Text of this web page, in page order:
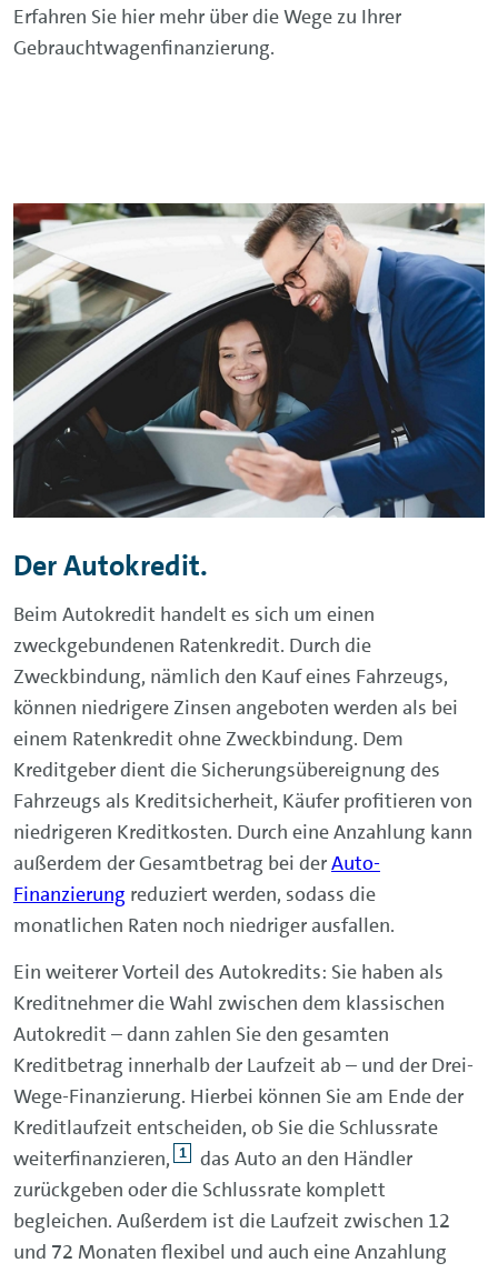
Die Fahrzeug-
Direktfinanzierung.
Sie haben Ihr Wunschfahrzeug gefunden,
es wird aber nicht von einem Volkswagen-
Konzernpartner angeboten? Oder Sie
möchten Ihren Leasingrückläufer
übernehmen und weiter
finanzieren? Auch hierfür bieten wir Ihnen
die optimale Finanzierungsmöglichkeit.
ZUR FAHRZEUG-DIREKTFINANZIERUNG
Erfahren Sie hier mehr über die Wege zu Ihrer
Gebrauchtwagenfinanzierung.
Der Autokredit.
Beim Autokredit handelt es sich um einen
zweckgebundenen Ratenkredit. Durch die
Zweckbindung, nämlich den Kauf eines Fahrzeugs,
können niedrigere Zinsen angeboten werden als bei
einem Ratenkredit ohne Zweckbindung. Dem
Kreditgeber dient die Sicherungsübereignung des
Fahrzeugs als Kreditsicherheit, Käufer profitieren von
niedrigeren Kreditkosten. Durch eine Anzahlung kann
außerdem der Gesamtbetrag bei derAuto-
Finanzierung reduziert werden, sodass die
monatlichen Raten noch niedriger ausfallen.
Ein weiterer Vorteil des Autokredits: Sie haben als
Kreditnehmer die Wahl zwischen dem klassischen
Autokredit – dann zahlen Sie den gesamten
Kreditbetrag innerhalb der Laufzeit ab – und der Drei-
Wege-Finanzierung. Hierbei können Sie am Ende der
Kreditlaufzeit entscheiden, ob Sie die Schlussrate
weiterfinanzieren, 1
das Auto an den Händler
zurückgeben oder die Schlussrate komplett
begleichen. Außerdem ist die Laufzeit zwischen 12
und 72 Monaten flexibel und auch eine Anzahlung